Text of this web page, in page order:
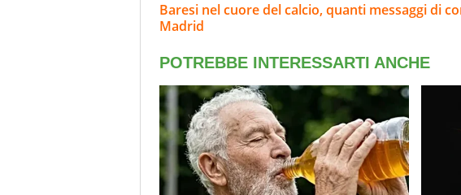
Baresi nel cuore del calcio, quanti messaggi di
Madrid